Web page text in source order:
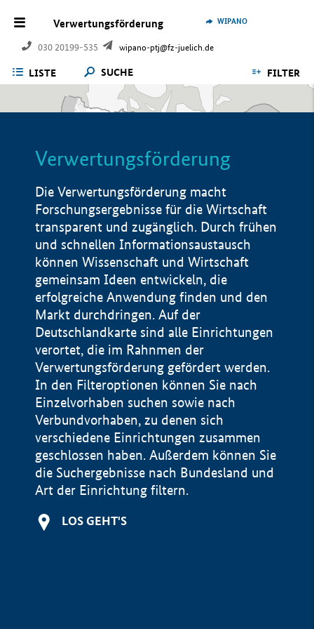
Verwertungsförderung
030 20199-535 wipano-ptj@fz-juelich.de
WIPANO
LISTE SUCHE FILTER
Verwertungsförderung
Die Verwertungsförderung macht
Forschungsergebnisse für die Wirtschaft
transparent und zugänglich. Durch frühen
und schnellen Informationsaustausch
können Wissenschaft und Wirtschaft
gemeinsam Ideen entwickeln, die
erfolgreiche Anwendung finden und den
Markt durchdringen. Auf der
Deutschlandkarte sind alle Einrichtungen
verortet, die im Rahnmen der
Verwertungsförderung gefördert werden.
In den Filteroptionen können Sie nach
Einzelvorhaben suchen sowie nach
Verbundvorhaben, zu denen sich
verschiedene Einrichtungen zusammen
geschlossen haben. Außerdem können Sie
die Suchergebnisse nach Bundesland und
Art der Einrichtung filtern.
LOS GEHT'S